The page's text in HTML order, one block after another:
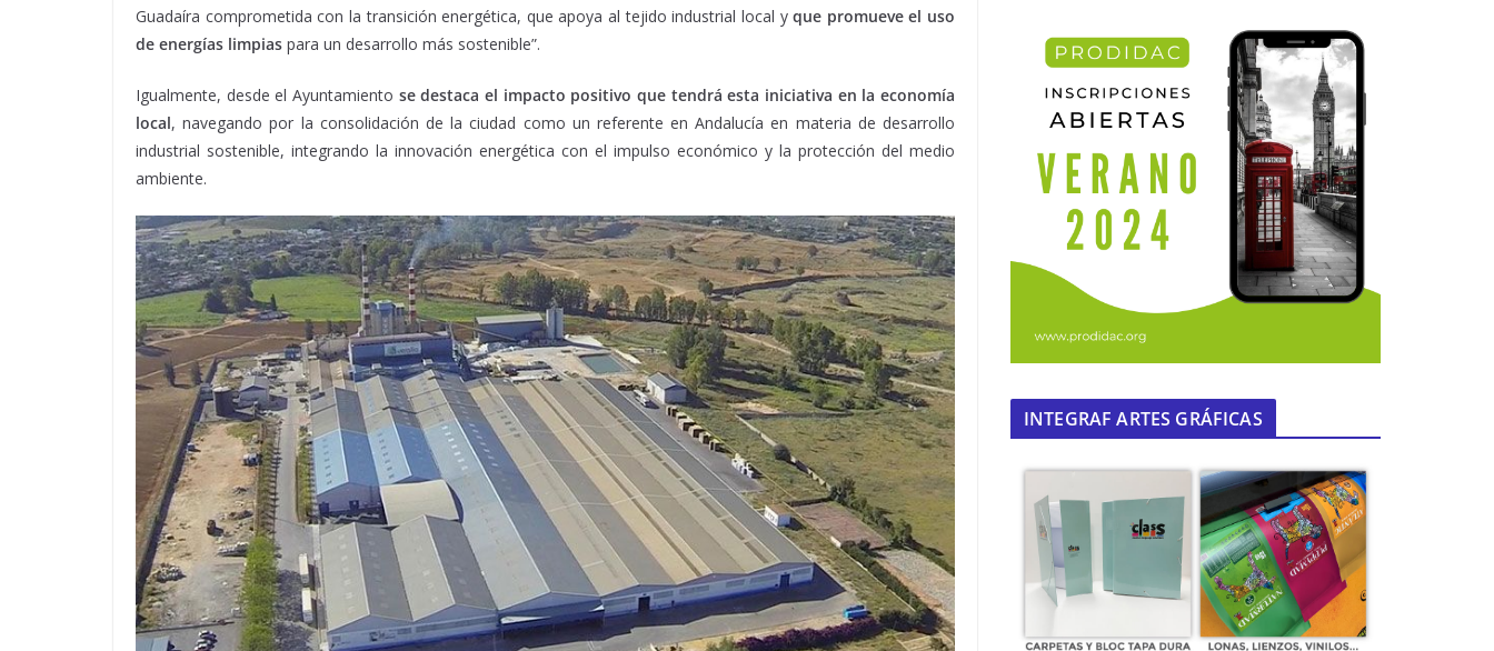
Guadaíra comprometida con la transición energética, que apoya al tejido industrial local yque promueve el uso
de energías limpias para un desarrollo más sostenible”.
Igualmente, desde el Ayuntamiento se destaca el impacto positivo que tendrá esta iniciativa en la economía
local, navegando por la consolidación de la ciudad como un referente en Andalucía en materia de desarrollo
industrial sostenible, integrando la innovación energética con el impulso económico y la protección del medio
ambiente.
INTEGRAF ARTES GRÁFICAS